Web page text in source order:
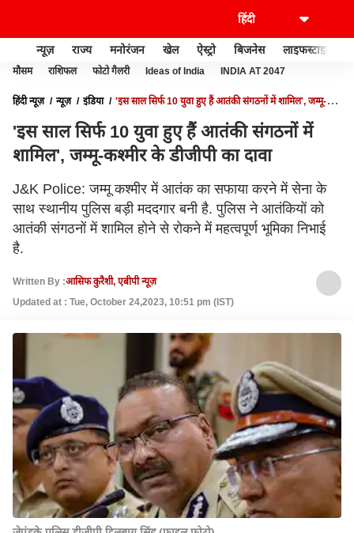
न्यूज़ राज्य मनोरंजन खेल ऐस्ट्रो बिजनेस लाइफस्टाइल
मौसम राशिफल फोटो गैलरी Ideas of India INDIA AT 2047
हिंदी न्यूज़ न्यूज़ इंडिया
'इस साल सिर्फ 10 युवा हुए हैं आतंकी संगठनों में शामिल', जम्मू-
'इस साल सिर्फ 10 युवा हुए हैं आतंकी संगठनों में
शामिल', जम्मू-कश्मीर के डीजीपी का दावा
J&K Police: जम्‍मू कश्‍मीर में आतंक का सफाया करने में सेना के
साथ स्‍थानीय पुल‍िस बड़ी मददगार बनी है. पुल‍िस ने आतंक‍ियों को
आतंकी संगठनों में शाम‍िल होने से रोकने में महत्‍वपूर्ण भूम‍िका न‍िभाई
है.
Written By :आसिफ कुरैशी, एबीपी न्यूज़
Updated at : Tue, October 24,2023, 10:51 pm (IST)